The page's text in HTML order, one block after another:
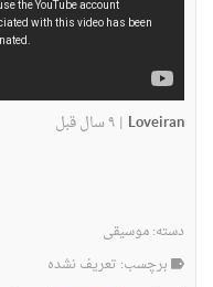
Loveiran
| ۹ سال قبل
دسته:موسیقی
برچسب: تعریف نشده